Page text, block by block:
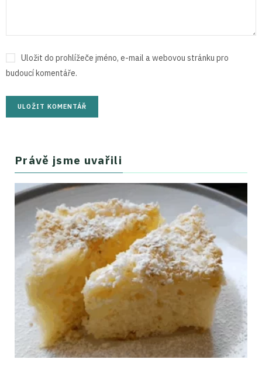
Uložit do prohlížeče jméno, e-mail a webovou stránku pro
budoucí komentáře.
Právě jsme uvařili